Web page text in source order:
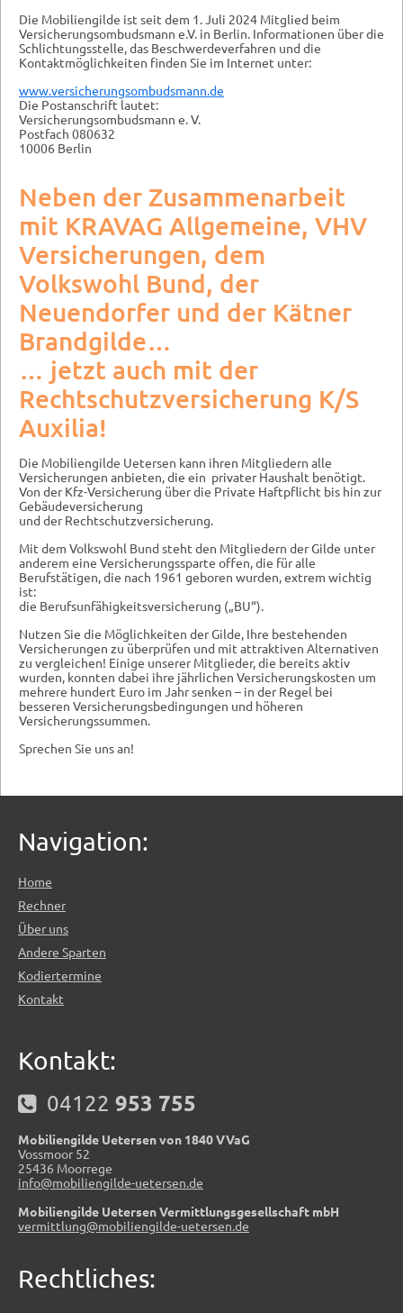
Die Mobiliengilde ist seit dem 1. Juli 2024 Mitglied beim
Versicherungsombudsmann e.V. in Berlin. Informationen über die
Schlichtungsstelle, das Beschwerdeverfahren und die
Kontaktmöglichkeiten finden Sie im Internet unter:
www.versicherungsombudsmann.de
Die Postanschrift lautet:
Versicherungsombudsmann e. V.
Postfach 080632
10006 Berlin
Neben der Zusammenarbeit
mit KRAVAG Allgemeine, VHV
Versicherungen, dem
Volkswohl Bund, der
Neuendorfer und der Kätner
Brandgilde…
… jetzt auch mit der
Rechtschutzversicherung K/S
Auxilia!
Die Mobiliengilde Uetersen kann ihren Mitgliedern alle
Versicherungen anbieten, die ein privater Haushalt benötigt.
Von der Kfz-Versicherung über die Private Haftpflicht bis hin zur
Gebäudeversicherung
und der Rechtschutzversicherung.
Mit dem Volkswohl Bund steht den Mitgliedern der Gilde unter
anderem eine Versicherungssparte offen, die für alle
Berufstätigen, die nach 1961 geboren wurden, extrem wichtig
ist:
die Berufsunfähigkeitsversicherung („BU“).
Nutzen Sie die Möglichkeiten der Gilde, Ihre bestehenden
Versicherungen zu überprüfen und mit attraktiven Alternativen
zu vergleichen! Einige unserer Mitglieder, die bereits aktiv
wurden, konnten dabei ihre jährlichen Versicherungskosten um
mehrere hundert Euro im Jahr senken – in der Regel bei
besseren Versicherungsbedingungen und höheren
Versicherungssummen.
Sprechen Sie uns an!
Navigation:
Home
Rechner
Über uns
Andere Sparten
Kodiertermine
Kontakt
Kontakt:
  04122
953 755
Mobiliengilde Uetersen von 1840 VVaG
Vossmoor 52
25436 Moorrege
info@mobiliengilde-uetersen.de
Mobiliengilde Uetersen Vermittlungsgesellschaft mbH
vermittlung@mobiliengilde-uetersen.de
Rechtliches: